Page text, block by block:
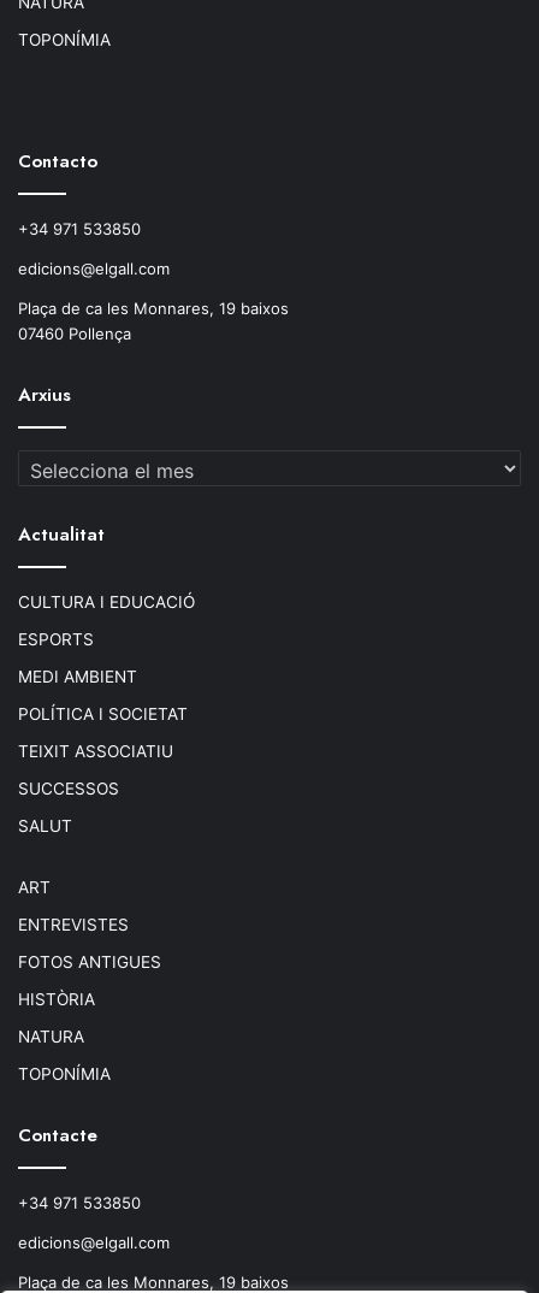
TOPONÍMIA
Contacto
+34 971 533850
edicions@elgall.com
Plaça de ca les Monnares, 19 baixos
07460 Pollença
Arxius
Arxius
Actualitat
CULTURA I EDUCACIÓ
ESPORTS
MEDI AMBIENT
POLÍTICA I SOCIETAT
TEIXIT ASSOCIATIU
SUCCESSOS
SALUT
ART
ENTREVISTES
FOTOS ANTIGUES
HISTÒRIA
NATURA
TOPONÍMIA
Contacte
+34 971 533850
edicions@elgall.com
Plaça de ca les Monnares, 19 baixos